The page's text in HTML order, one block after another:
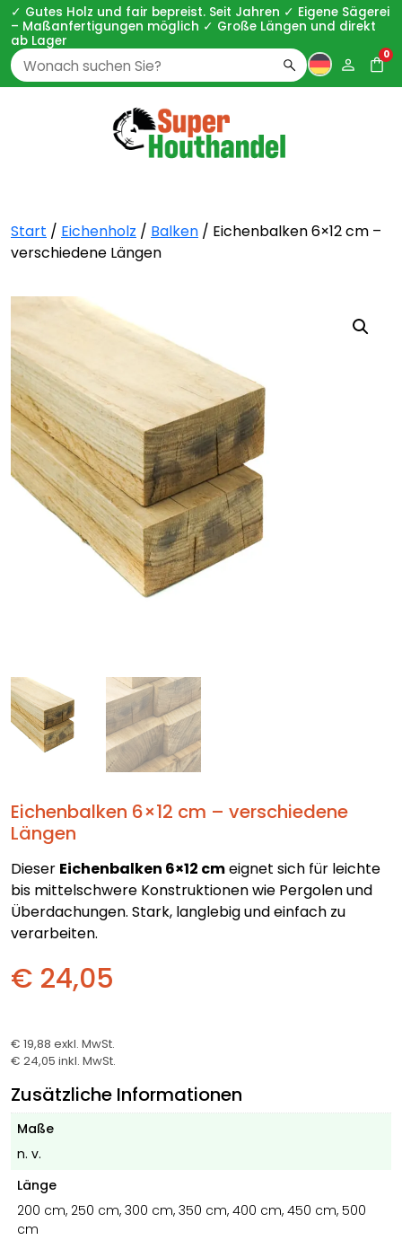
✓ Gutes Holz und fair bepreist. Seit Jahren ✓ Eigene Sägerei
– Maßanfertigungen möglich ✓ Große Längen und direkt
ab Lager
Zoeken
naar:
0
Start / Eichenholz / Balken / Eichenbalken 6×12 cm –
verschiedene Längen
Eichenbalken 6×12 cm – verschiedene
Längen
Dieser Eichenbalken 6×12 cmeignet sich für leichte
bis mittelschwere Konstruktionen wie Pergolen und
Überdachungen. Stark, langlebig und einfach zu
verarbeiten.
€ 24,05
€ 19,88 exkl. MwSt.
€ 24,05 inkl. MwSt.
Zusätzliche Informationen
Maße
n. v.
Länge
200 cm, 250 cm, 300 cm, 350 cm, 400 cm, 450 cm, 500
cm